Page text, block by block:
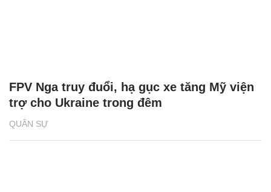
QUÂN SỰ
FPV Nga truy đuổi, hạ gục xe tăng Mỹ viện
trợ cho Ukraine trong đêm